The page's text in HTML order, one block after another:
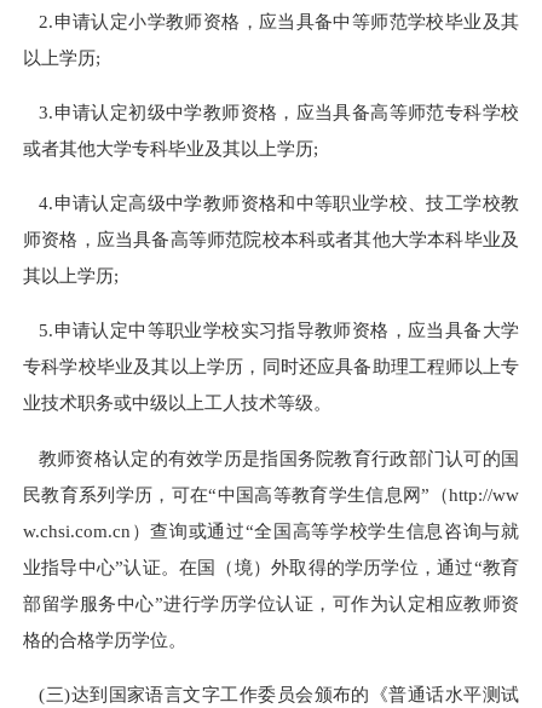
2.申请认定小学教师资格，应当具备中等师范学校毕业及其
以上学历;
3.申请认定初级中学教师资格，应当具备高等师范专科学校
或者其他大学专科毕业及其以上学历;
4.申请认定高级中学教师资格和中等职业学校、技工学校教
师资格，应当具备高等师范院校本科或者其他大学本科毕业及
其以上学历;
5.申请认定中等职业学校实习指导教师资格，应当具备大学
专科学校毕业及其以上学历，同时还应具备助理工程师以上专
业技术职务或中级以上工人技术等级。
教师资格认定的有效学历是指国务院教育行政部门认可的国
民教育系列学历，可在“中国高等教育学生信息网”（http://ww
w.chsi.com.cn）查询或通过“全国高等学校学生信息咨询与就
业指导中心”认证。在国（境）外取得的学历学位，通过“教育
部留学服务中心”进行学历学位认证，可作为认定相应教师资
格的合格学历学位。
(三)达到国家语言文字工作委员会颁布的《普通话水平测试